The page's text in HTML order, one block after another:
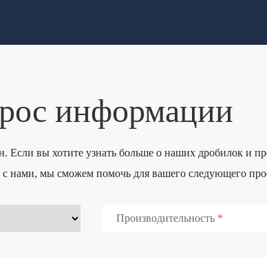
информации
Если вы хотите узнать больше о наших дробилок и
с нами, мы сможем помочь для вашего следующего
Производительность